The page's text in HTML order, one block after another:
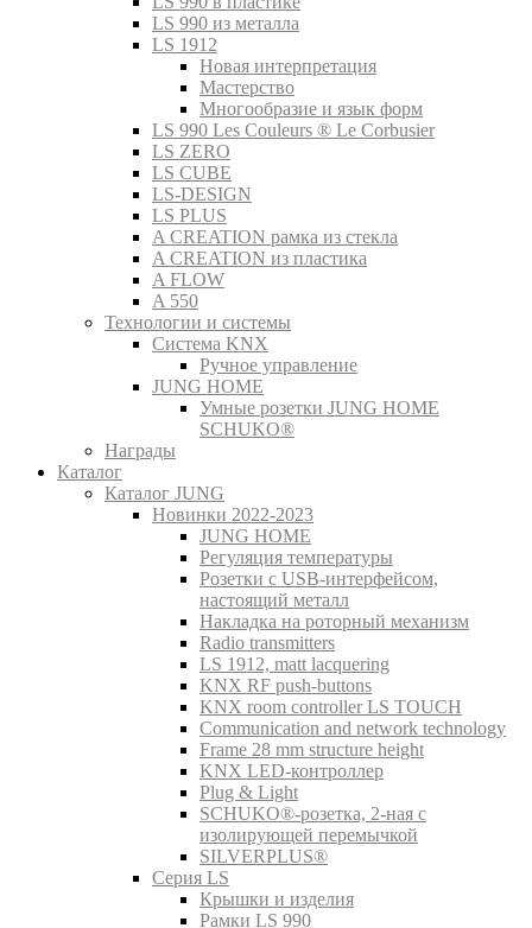
LS 990 из металла
LS 1912
Новая интерпретация
Мастерство
Многообразие и язык форм
LS 990 Les Couleurs ® Le Corbusier
LS ZERO
LS CUBE
LS-DESIGN
LS PLUS
A CREATION рамка из стекла
A CREATION из пластика
A FLOW
A 550
Технологии и системы
Система KNX
Ручное управление
JUNG HOME
Умные розетки JUNG HOME
SCHUKO®
Награды
Каталог
Каталог JUNG
Новинки 2022-2023
JUNG HOME
Регуляция температуры
Розетки с USB-интерфейсом,
настоящий металл
Накладка на роторный механизм
Radio transmitters
LS 1912, matt lacquering
KNX RF push-buttons
KNX room controller LS TOUCH
Communication and network technology
Frame 28 mm structure height
KNX LED-контроллер
Plug & Light
SCHUKO®-розетка, 2-ная с
изолирующей перемычкой
SILVERPLUS®
Серия LS
Крышки и изделия
Рамки LS 990